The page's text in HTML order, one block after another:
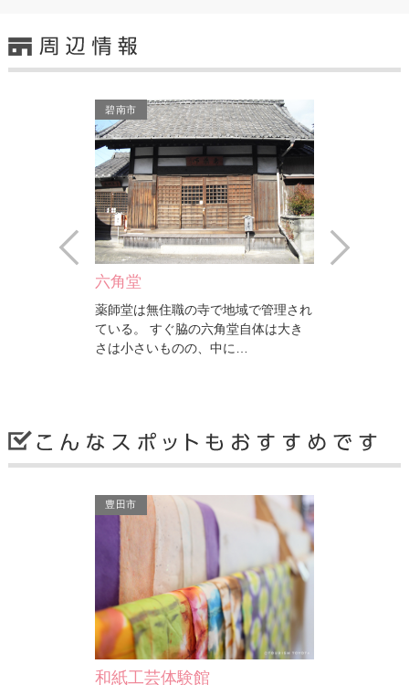
碧南市
六角堂
薬師堂は無住職の寺で地域で管理され
ている。 すぐ脇の六角堂自体は大き
さは小さいものの、中に…
銀杏の寺 1488年
本伝寺
銀杏の寺 1488年に創建され、1712年
現在の地に移転、再建された古い本
堂。 大浜港奥に位置し、…
観音寺（大竹
Prev
豊田市
和紙工芸体験館